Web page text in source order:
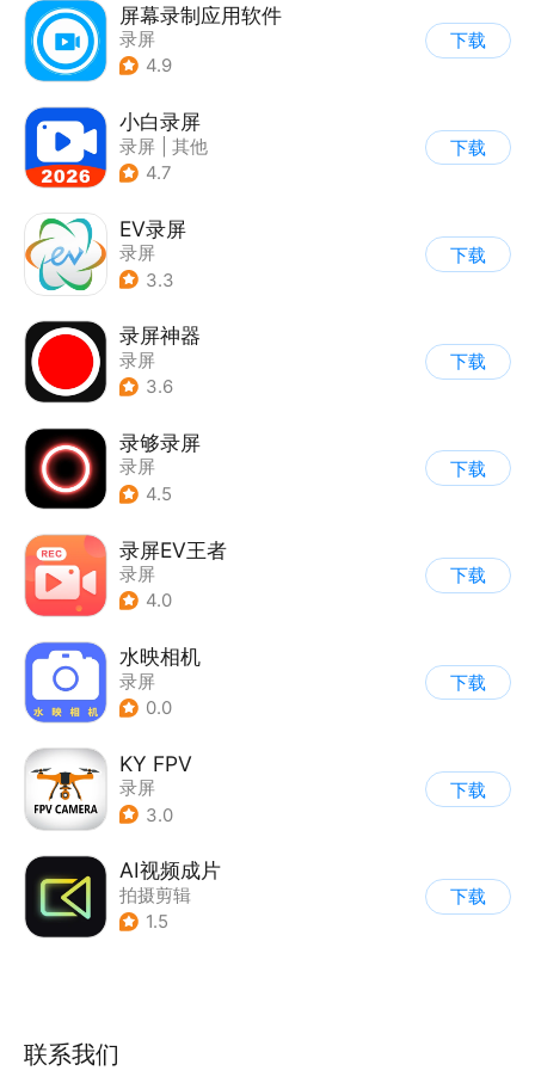
屏幕录制应用软件
录屏
4.9
下载
小白录屏
录屏
其他
4.7
下载
EV录屏
录屏
3.3
下载
录屏神器
录屏
3.6
下载
录够录屏
录屏
4.5
下载
录屏EV王者
录屏
4.0
下载
水映相机
录屏
0.0
下载
KY FPV
录屏
3.0
下载
AI视频成片
拍摄剪辑
1.5
下载
联系我们